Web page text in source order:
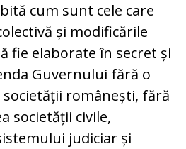
cum sunt cele care
și modificările
fie elaborate în secret și
Guvernului fără o
românești, fără
societății civile,
judiciar și